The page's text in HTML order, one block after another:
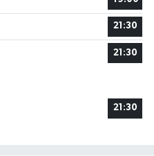
21:30
21:30
21:30